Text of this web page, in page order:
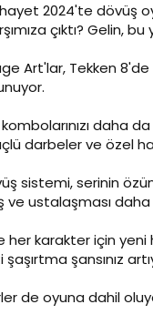
2024'te dövüş
çıktı? Gelin,
Art'lar, Tekken 8'de
daha
darbeler ve özel
sistemi, serinin
ve ustalaşması
her karakter için
şansınız
de oyuna dahil